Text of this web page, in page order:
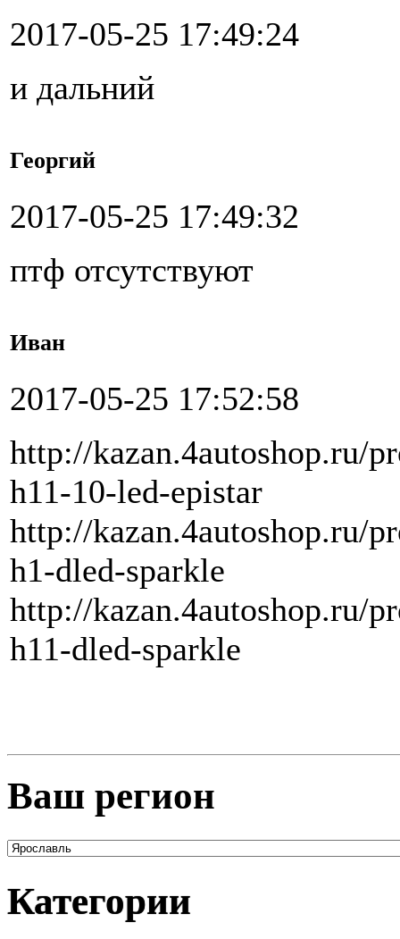
2017-05-25 17:49:24
и дальний
Георгий
2017-05-25 17:49:32
птф отсутствуют
Иван
2017-05-25 17:52:58
http://kazan.4autoshop.ru/
h11-10-led-epistar
http://kazan.4autoshop.ru/
h1-dled-sparkle
http://kazan.4autoshop.ru/
h11-dled-sparkle
Ваш регион
Категории